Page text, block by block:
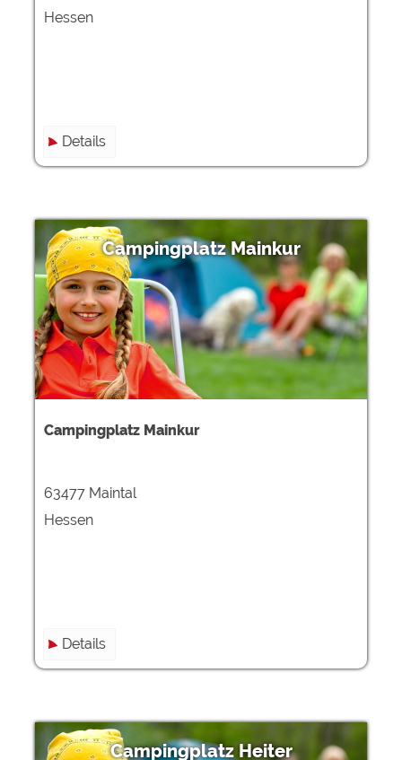
Hessen
Details
Campingplatz Mainkur
Campingplatz Mainkur
63477 Maintal
Hessen
Details
Campingplatz Heiter